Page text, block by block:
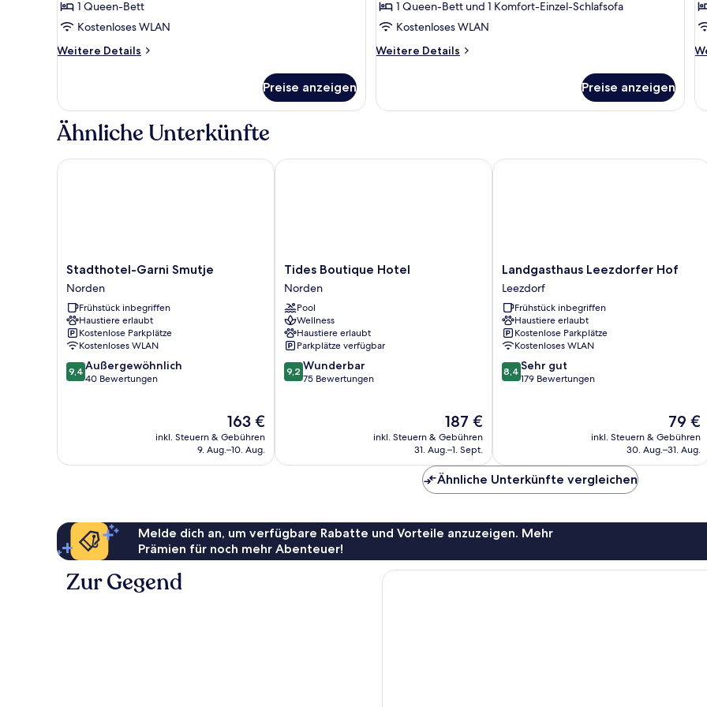
Terrasse
anzeigen
1 Queen-Bett
Kostenloses WLAN
Weitere Details
Weitere
Terrasse
Preise anzeigen
anzeigen
1 Queen-Bett und 1 Komfort-Einzel-Schlafsofa
Kostenloses WLAN
Weitere Details
Weitere
Preise anzeigen
Ähnliche Unterkünfte
Stadthotel-
Garni
Smutje
Norden
Stadthotel-Garni Smutje
Norden
Frühstück inbegriffen
Haustiere erlaubt
Kostenlose Parkplätze
Kostenloses WLAN
9.4
von
9,4 Außergewöhnlich
40 Bewertungen
Der
Preis
beträgt
163 €
inkl. Steuern & Gebühren
9. Aug.–10. Aug.
Stadthotel-Garni Smutje
Tides
Boutique
Hotel
Norden
Tides Boutique Hotel
Norden
Pool
Wellness
Haustiere erlaubt
Parkplätze verfügbar
9.2
von
9,2 Wunderbar
75 Bewertungen
Der
Preis
beträgt
187 €
inkl. Steuern & Gebühren
31. Aug.–1. Sept.
Tides Boutique Hotel
Landgasthaus
Leezdorfer
Hof
Leezdorf
Landgasthaus Leezdorfer Hof
Leezdorf
Frühstück inbegriffen
Haustiere erlaubt
Kostenlose Parkplätze
Kostenloses WLAN
8.4
von
8,4 Sehr gut
179 Bewertungen
Der
Preis
beträgt
79 €
inkl. Steuern & Gebühren
30. Aug.–31. Aug.
Landgasthaus Leezdorfer Hof
Ähnliche Unterkünfte vergleichen
Melde dich an, um verfügbare Rabatte und Vorteile anzuzeigen. Mehr
Prämien für noch mehr Abenteuer!
Zur Gegend